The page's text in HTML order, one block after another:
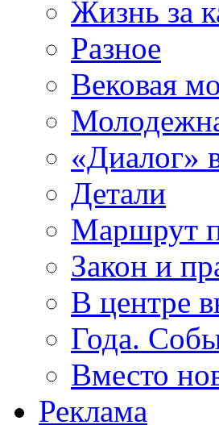
Жизнь за
Разное
Вековая
«Диалог»
Детали
Маршрут
Закон и
В центре
Года.
Вместо
Реклама